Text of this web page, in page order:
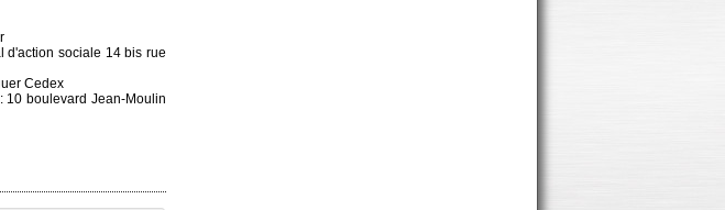
d'action sociale 14 bis rue
Cedex
10 boulevard Jean-Moulin